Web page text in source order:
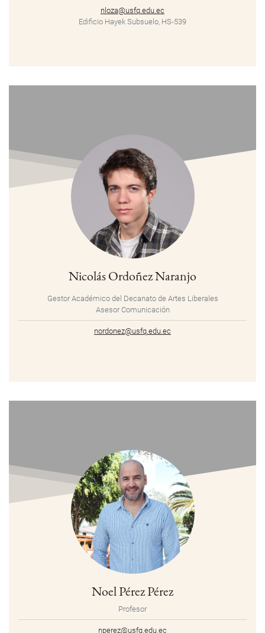
nloza@usfq.edu.ec
Edificio Hayek Subsuelo, HS-539
Nicolás Ordoñez Naranjo
Gestor Académico del Decanato de Artes Liberales
Asesor Comunicación
nordonez@usfq.edu.ec
Noel Pérez Pérez
Profesor
nperez@usfq.edu.ec